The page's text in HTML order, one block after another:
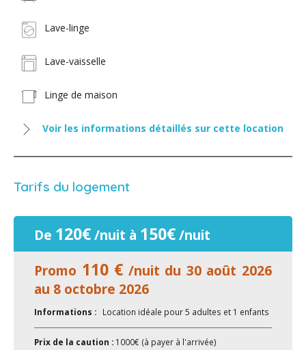
Lave-linge
Lave-vaisselle
Linge de maison
Voir les informations détaillés sur cette location
Tarifs du logement
De 120€/nuit à 150€/nuit
Promo 110 € /nuit du 30 août 2026
au 8 octobre 2026
Informations : Location idéale pour 5 adultes et 1 enfants
Prix de la caution : 1000€ (à payer à l'arrivée)